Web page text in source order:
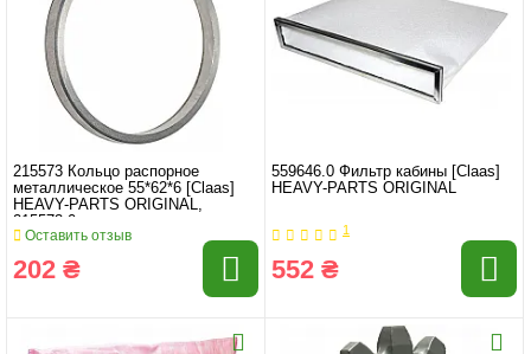
215573 Кольцо распорное
металлическое 55*62*6 [Claas]
HEAVY-PARTS ORIGINAL,
215573.0
Оставить отзыв
202 ₴
559646.0 Фильтр кабины [Claas]
HEAVY-PARTS ORIGINAL
1
552 ₴